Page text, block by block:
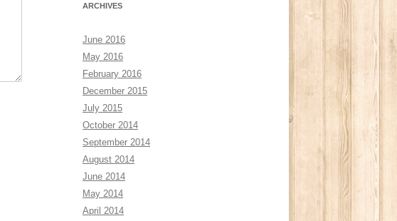
ARCHIVES
June 2016
May 2016
February 2016
December 2015
July 2015
October 2014
September 2014
August 2014
June 2014
May 2014
April 2014